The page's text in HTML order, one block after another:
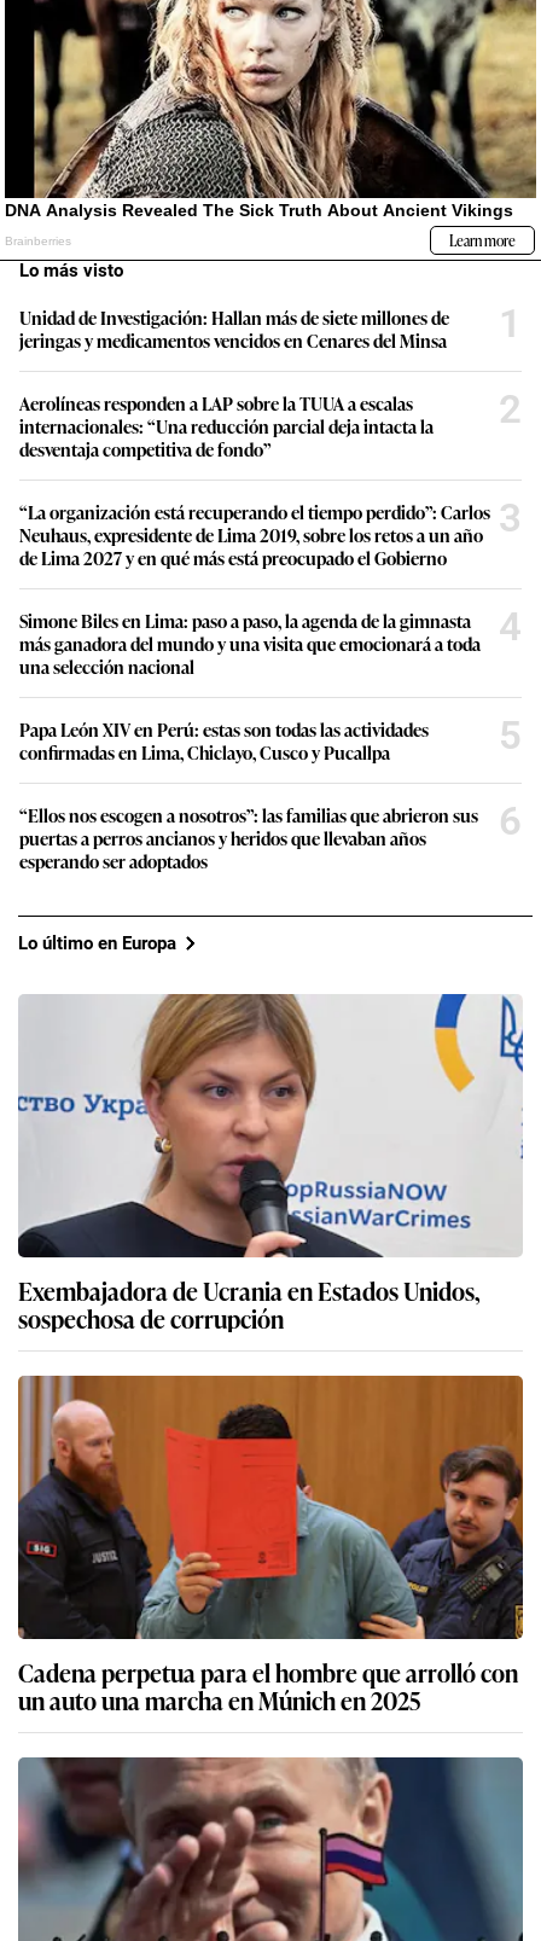
Lo más visto
Unidad de Investigación: Hallan más de siete millones de
jeringas y medicamentos vencidos en Cenares del Minsa
1
Aerolíneas responden a LAP sobre la TUUA a escalas
internacionales: “Una reducción parcial deja intacta la
desventaja competitiva de fondo”
2
“La organización está recuperando el tiempo perdido”: Carlos
Neuhaus, expresidente de Lima 2019, sobre los retos a un año
de Lima 2027 y en qué más está preocupado el Gobierno
3
Simone Biles en Lima: paso a paso, la agenda de la gimnasta
más ganadora del mundo y una visita que emocionará a toda
una selección nacional
4
Papa León XIV en Perú: estas son todas las actividades
confirmadas en Lima, Chiclayo, Cusco y Pucallpa
5
“Ellos nos escogen a nosotros”: las familias que abrieron sus
puertas a perros ancianos y heridos que llevaban años
esperando ser adoptados
6
Lo último en Europa
Exembajadora de Ucrania en Estados Unidos,
sospechosa de corrupción
Cadena perpetua para el hombre que arrolló con
un auto una marcha en Múnich en 2025